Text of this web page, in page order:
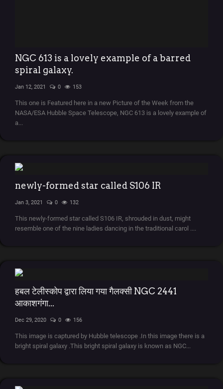
NGC 613 is a lovely example of a barred
spiral galaxy.
Jan 12, 2021 0 153
This one is Featured here in a new Picture of the Week from the
NASA/ESA Hubble Space Telescope, NGC 613 is a lovely example of
a...
newly-formed star called S106 IR
Jan 3, 2021 0 132
This newly-formed star called S106 IR, shrouded in dust, might
resemble one of the nine ladies dancing in the traditional carol ....
हबल टेलीस्कोप द्वारा लिया गया गैलक्सी NGC 2441
आकाशगंगा...
Dec 29, 2020 0 156
This image is captured by Hubble telescope .In this image there is a
bright spiral galaxy .This bright spiral galaxy is known as NGC...